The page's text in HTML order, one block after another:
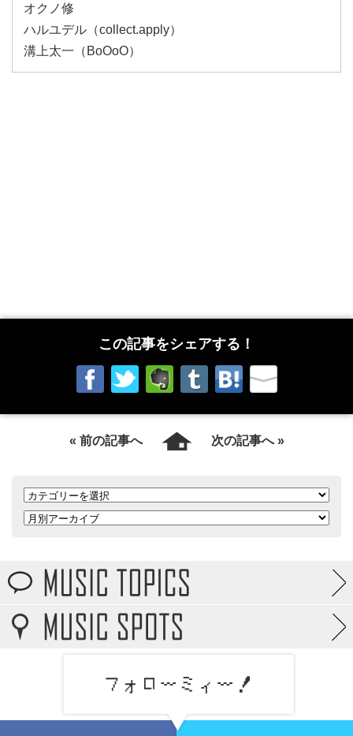
オクノ修
ハルユデル（collect.apply）
溝上太一（BoOoO）
この記事をシェアする！
« 前の記事へ 次の記事へ »